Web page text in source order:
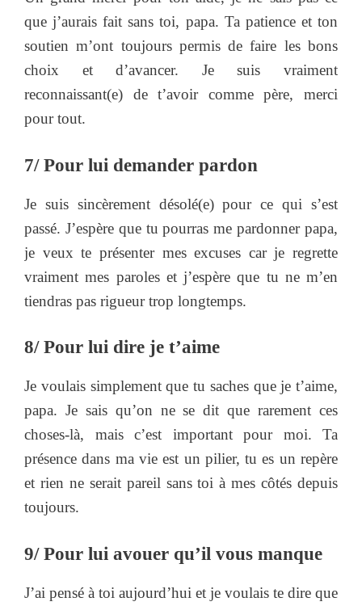
que j’aurais fait sans toi, papa. Ta patience et ton
soutien m’ont toujours permis de faire les bons
choix et d’avancer. Je suis vraiment
reconnaissant(e) de t’avoir comme père, merci
pour tout.
7/ Pour lui demander pardon
Je suis sincèrement désolé(e) pour ce qui s’est
passé. J’espère que tu pourras me pardonner papa,
je veux te présenter mes excuses car je regrette
vraiment mes paroles et j’espère que tu ne m’en
tiendras pas rigueur trop longtemps.
8/ Pour lui dire je t’aime
Je voulais simplement que tu saches que je t’aime,
papa. Je sais qu’on ne se dit que rarement ces
choses-là, mais c’est important pour moi. Ta
présence dans ma vie est un pilier, tu es un repère
et rien ne serait pareil sans toi à mes côtés depuis
toujours.
9/ Pour lui avouer qu’il vous manque
J’ai pensé à toi aujourd’hui et je voulais te dire que